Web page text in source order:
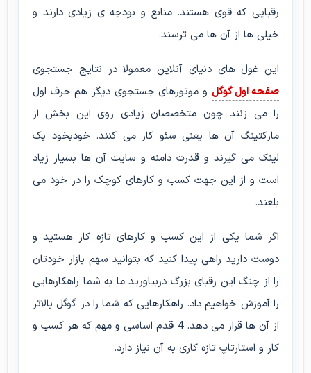
رقبایی که قوی هستند. منابع و بودجه ی زیادی دارند و
خیلی ها از آن ها می ترسند.
این غول های دنیای آنلاین معمولا در نتایج جستجوی
صفحه اول گوگل و موتورهای جستجوی دیگر هم حرف اول
را می زنند چون متخصصان زیادی روی این بخش از
مارکتینگ آن ها یعنی سئو کار می کنند. خودبخود بک
لینک می گیرند و قدرت دامنه و سایت آن ها بسیار زیاد
است و از این جهت کسب و کارهای کوچک را در خود می
بلعند.
اگر شما یکی از این کسب و کارهای تازه کار هستید و
دوست دارید راهی پیدا کنید که بتوانید سهم بازار خودتان
را از چنگ این رقبای بزرگ دربیاورید ما به شما راهکارهایی
را آموزش خواهیم داد. راهکارهایی که شما را در گوگل بالاتر
از آن ها قرار می دهد. 4 قدم اساسی و مهم که هر کسب و
کار و استارتاپ تازه کاری به آن نیاز دارد.